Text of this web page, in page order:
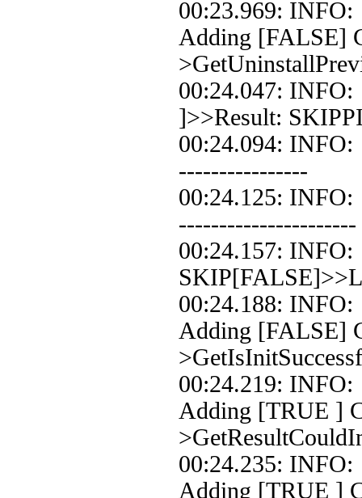
00:23.969:
Adding [FALSE]
00:24.047:
]>>Result:
00:24.094:
----------------
00:24.125:
----------------------
00:24.157:
00:24.188:
Adding [FALSE]
00:24.219:
Adding [TRUE ]
00:24.235:
Adding [TRUE ]